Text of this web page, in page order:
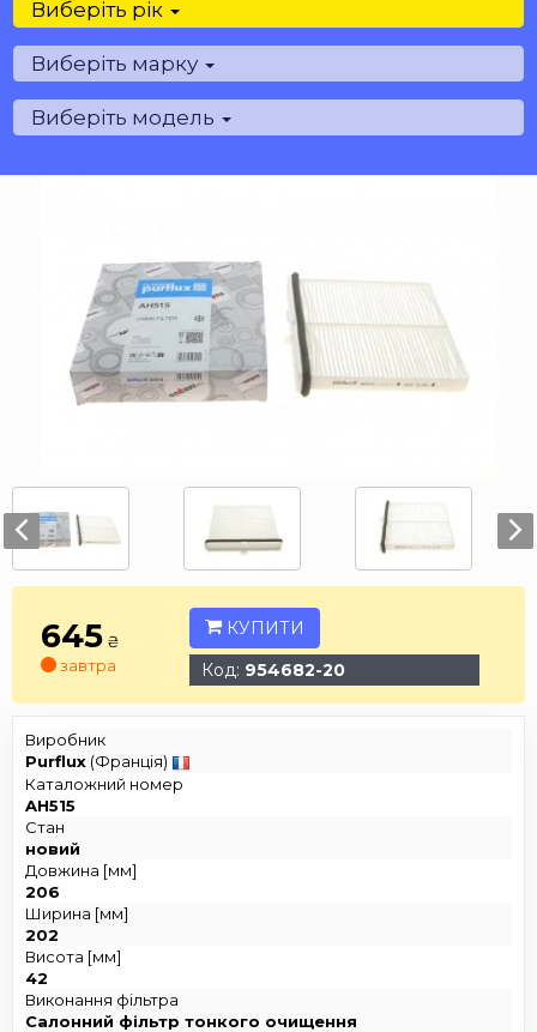
Виберіть рік
Виберіть марку
Виберіть модель
645 ₴
завтра
КУПИТИ
Код: 954682-20
Виробник
Purflux (Франція)
Каталожний номер
AH515
Стан
новий
Довжина [мм]
206
Ширина [мм]
202
Висота [мм]
42
Виконання фільтра
Салонний фільтр тонкого очищення